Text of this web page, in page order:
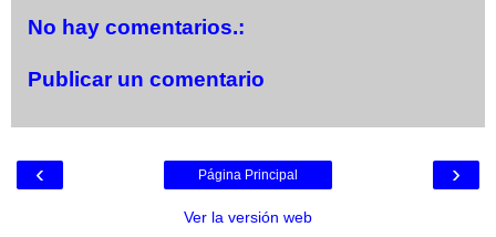
No hay comentarios.:
Publicar un comentario
‹ ›
Página Principal
Ver la versión web